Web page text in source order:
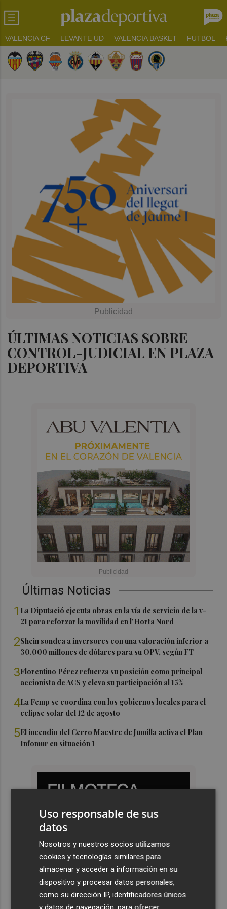
VALENCIA CF LEVANTE UD VALENCIA BASKET FUTBOL
ÚLTIMAS NOTICIAS SOBRE
CONTROL-JUDICIAL EN PLAZA
DEPORTIVA
Últimas Noticias
1 La Diputació ejecuta obras en la vía de servicio de la v-
21 para reforzar la movilidad en l'Horta Nord
2Shein sondea a inversores con una valoración inferior a
30.000 millones de dólares para su OPV, según FT
3Florentino Pérez refuerza su posición como principal
accionista de ACS y eleva su participación al 15%
4La Femp se coordina con los gobiernos locales para el
eclipse solar del 12 de agosto
5El incendio del Cerro Maestre de Jumilla activa el Plan
Infomur en situación 1
Uso responsable de sus
datos
Nosotros y nuestros socios utilizamos
cookies y tecnologías similares para
almacenar y acceder a información en su
dispositivo y procesar datos personales,
como su dirección IP, identificadores únicos